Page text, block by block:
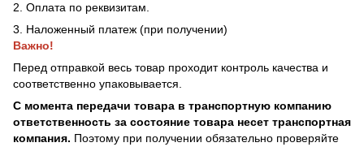
2. Оплата по реквизитам.
3. Наложенный платеж (при получении)
Важно!
Перед отправкой весь товар проходит контроль качества и
соответственно упаковывается.
С момента передачи товара в транспортную компанию
ответственность за состояние товара несет транспортная
компания. Поэтому при получении обязательно проверяйте